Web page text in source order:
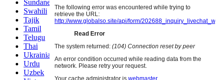
Sundanese
Swahili
Tajik
Tamil
Telugu
Thai
Ukrainian
Urdu
Uzbek